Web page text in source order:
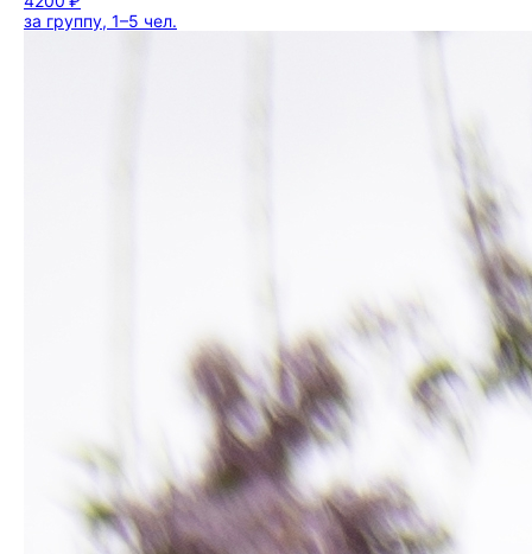
за группу, 1–5 чел.